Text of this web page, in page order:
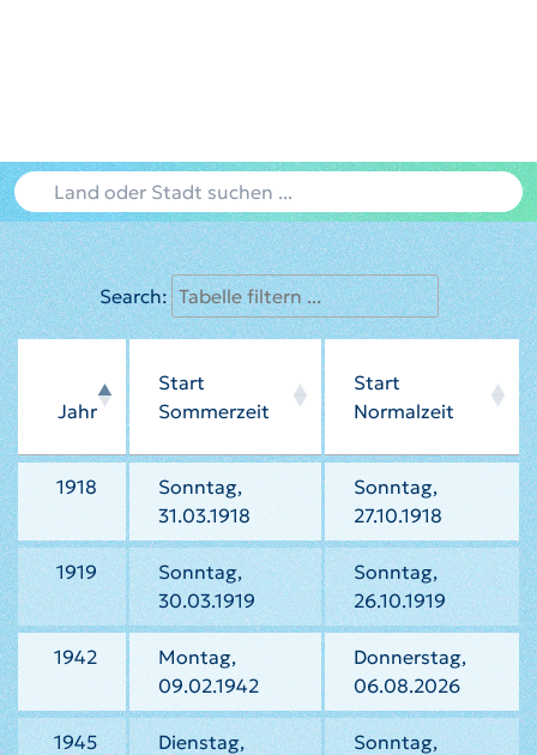
Search:
Jahr
Start
Sommerzeit
Start
Normalzeit
1918
Sonntag,
31.03.1918
Sonntag,
27.10.1918
1919
Sonntag,
30.03.1919
Sonntag,
26.10.1919
1942
Montag,
09.02.1942
Donnerstag,
06.08.2026
1945
Dienstag,
Sonntag,